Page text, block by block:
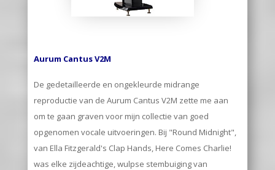
Aurum Cantus V2M
De gedetailleerde en ongekleurde midrange
reproductie van de Aurum Cantus V2M zette me aan
om te gaan graven voor mijn collectie van goed
opgenomen vocale uitvoeringen. Bij "Round Midnight",
van Ella Fitzgerald's Clap Hands, Here Comes Charlie!
was elke zijdeachtige, wulpse stembuiging van